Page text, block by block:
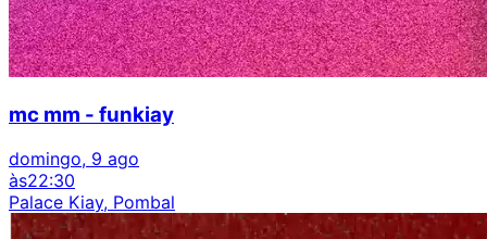
mc mm - funkiay
domingo, 9 ago
às22:30
Palace Kiay, Pombal